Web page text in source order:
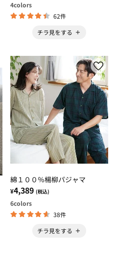
4colors
62件
チラ見をする
綿１００％楊柳パジャマ
¥4,389 (税込)
6colors
38件
チラ見をする